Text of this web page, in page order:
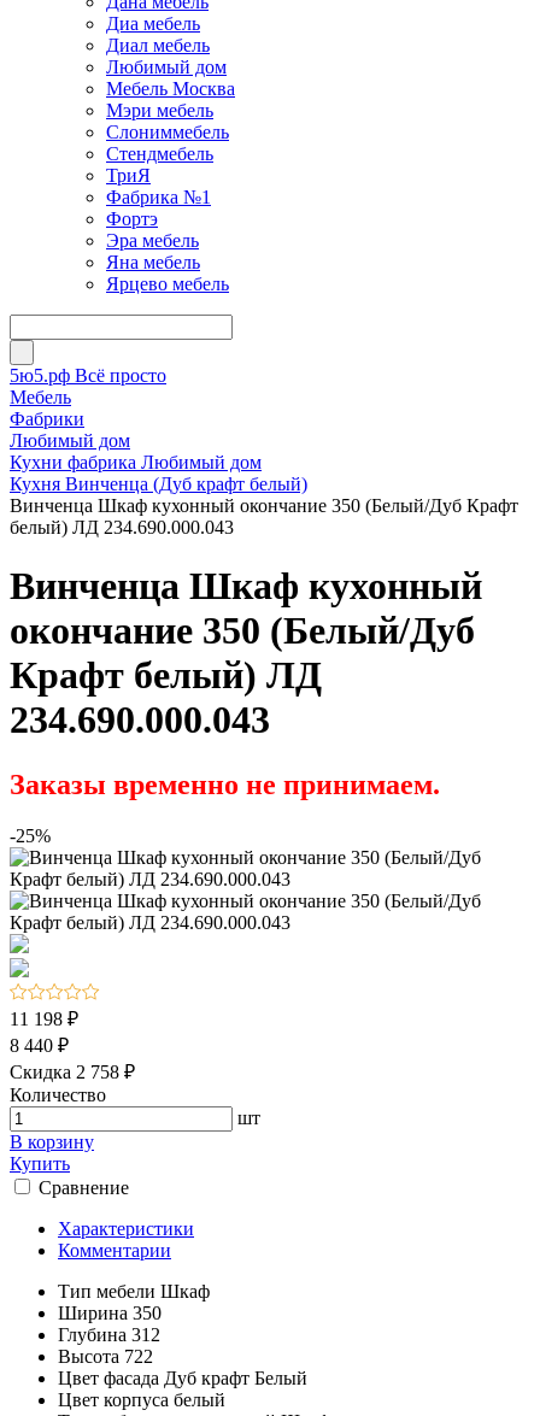
Диа мебель
Диал мебель
Любимый дом
Мебель Москва
Мэри мебель
Слониммебель
Стендмебель
ТриЯ
Фабрика №1
Фортэ
Эра мебель
Яна мебель
Ярцево мебель
5ю5.рф Всё просто
Мебель
Фабрики
Любимый дом
Кухни фабрика Любимый дом
Кухня Винченца (Дуб крафт белый)
Винченца Шкаф кухонный окончание 350 (Белый/Дуб Крафт
белый) ЛД 234.690.000.043
Винченца Шкаф кухонный
окончание 350 (Белый/Дуб
Крафт белый) ЛД
234.690.000.043
Заказы временно не принимаем.
-25%
11 198 ₽
8 440 ₽
Скидка 2 758 ₽
Количество
шт
В корзину
Купить
Сравнение
Характеристики
Комментарии
Тип мебели Шкаф
Ширина 350
Глубина 312
Высота 722
Цвет фасада Дуб крафт Белый
Цвет корпуса белый